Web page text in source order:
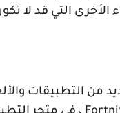
الأخرى التي قد لا
من التطبيقات